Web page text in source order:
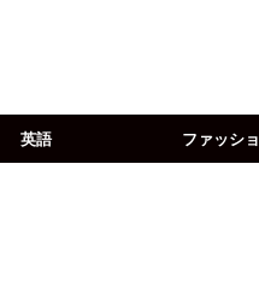
英語 ファッシ